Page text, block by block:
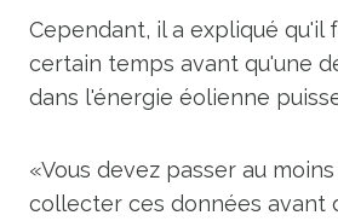
Cependant, il a expliqué qu'il
certain temps avant qu'une
dans l'énergie éolienne
«Vous devez passer au
collecter ces données avant